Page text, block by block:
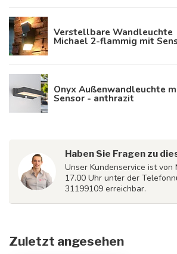
Verstellbare Wandleuchte
Michael 2-flammig mit
Onyx Außenwandleuchte
Sensor - anthrazit
Haben Sie Fragen zu
Unser Kundenservice ist von
17.00 Uhr unter der
31199109 erreichbar.
Zuletzt angesehen